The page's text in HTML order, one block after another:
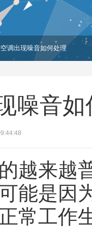
调出现噪音如何处理
噪音如
的越来越
能是因
常工作